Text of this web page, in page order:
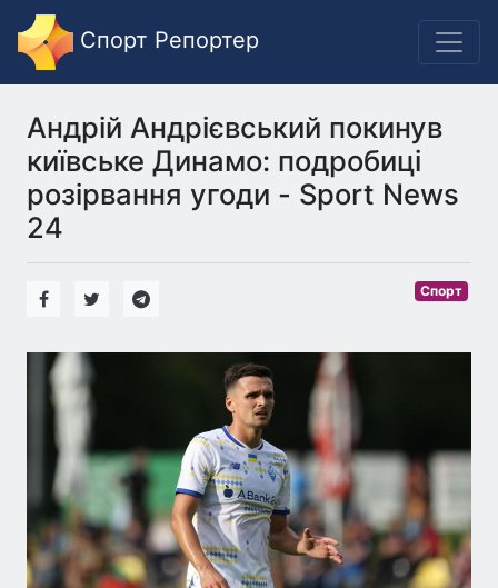
Спорт Репортер
Андрій Андрієвський покинув
київське Динамо: подробиці
розірвання угоди - Sport News
24
Спорт